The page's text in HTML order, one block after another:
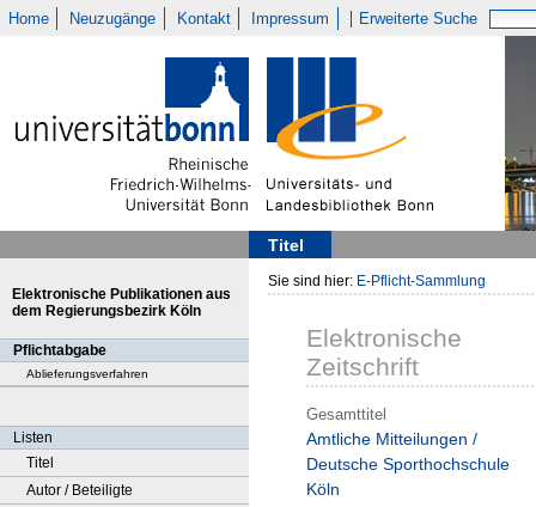
Home Neuzugänge Kontakt Impressum Erweiterte Suche
Titel
Elektronische Publikationen aus
dem Regierungsbezirk Köln
Pflichtabgabe
Ablieferungsverfahren
Listen
Titel
Autor / Beteiligte
Sie sind hier: E-Pflicht-Sammlung
Elektronische
Zeitschrift
Gesamttitel
Amtliche Mitteilungen /
Deutsche Sporthochschule
Köln